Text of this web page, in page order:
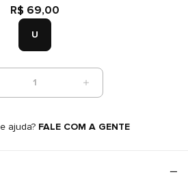
R$ 69,00
U
1
ajuda? FALE COM A GENTE